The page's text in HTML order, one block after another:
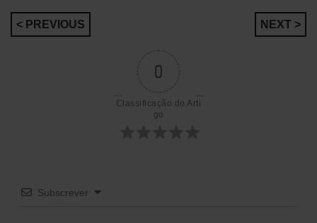
Navegação
< PREVIOUS NEXT >
0
Classificação do Arti
go
Subscrever